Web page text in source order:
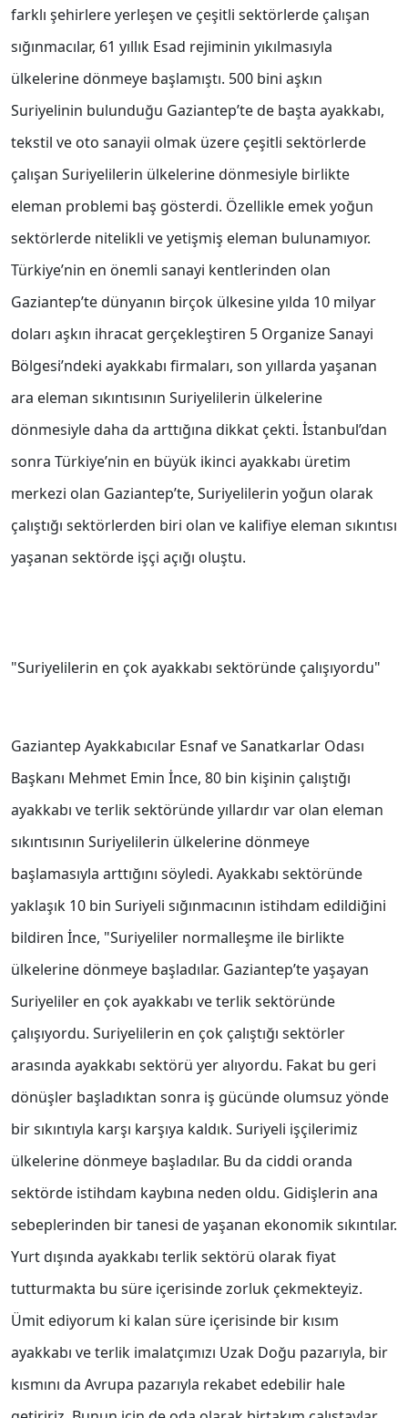
farklı şehirlere yerleşen ve çeşitli sektörlerde çalışan
sığınmacılar, 61 yıllık Esad rejiminin yıkılmasıyla
ülkelerine dönmeye başlamıştı. 500 bini aşkın
Suriyelinin bulunduğu Gaziantep’te de başta ayakkabı,
tekstil ve oto sanayii olmak üzere çeşitli sektörlerde
çalışan Suriyelilerin ülkelerine dönmesiyle birlikte
eleman problemi baş gösterdi. Özellikle emek yoğun
sektörlerde nitelikli ve yetişmiş eleman bulunamıyor.
Türkiye’nin en önemli sanayi kentlerinden olan
Gaziantep’te dünyanın birçok ülkesine yılda 10 milyar
doları aşkın ihracat gerçekleştiren 5 Organize Sanayi
Bölgesi’ndeki ayakkabı firmaları, son yıllarda yaşanan
ara eleman sıkıntısının Suriyelilerin ülkelerine
dönmesiyle daha da arttığına dikkat çekti. İstanbul’dan
sonra Türkiye’nin en büyük ikinci ayakkabı üretim
merkezi olan Gaziantep’te, Suriyelilerin yoğun olarak
çalıştığı sektörlerden biri olan ve kalifiye eleman sıkıntısı
yaşanan sektörde işçi açığı oluştu.
"Suriyelilerin en çok ayakkabı sektöründe çalışıyordu"
Gaziantep Ayakkabıcılar Esnaf ve Sanatkarlar Odası
Başkanı Mehmet Emin İnce, 80 bin kişinin çalıştığı
ayakkabı ve terlik sektöründe yıllardır var olan eleman
sıkıntısının Suriyelilerin ülkelerine dönmeye
başlamasıyla arttığını söyledi. Ayakkabı sektöründe
yaklaşık 10 bin Suriyeli sığınmacının istihdam edildiğini
bildiren İnce, "Suriyeliler normalleşme ile birlikte
ülkelerine dönmeye başladılar. Gaziantep’te yaşayan
Suriyeliler en çok ayakkabı ve terlik sektöründe
çalışıyordu. Suriyelilerin en çok çalıştığı sektörler
arasında ayakkabı sektörü yer alıyordu. Fakat bu geri
dönüşler başladıktan sonra iş gücünde olumsuz yönde
bir sıkıntıyla karşı karşıya kaldık. Suriyeli işçilerimiz
ülkelerine dönmeye başladılar. Bu da ciddi oranda
sektörde istihdam kaybına neden oldu. Gidişlerin ana
sebeplerinden bir tanesi de yaşanan ekonomik sıkıntılar.
Yurt dışında ayakkabı terlik sektörü olarak fiyat
tutturmakta bu süre içerisinde zorluk çekmekteyiz.
Ümit ediyorum ki kalan süre içerisinde bir kısım
ayakkabı ve terlik imalatçımızı Uzak Doğu pazarıyla, bir
kısmını da Avrupa pazarıyla rekabet edebilir hale